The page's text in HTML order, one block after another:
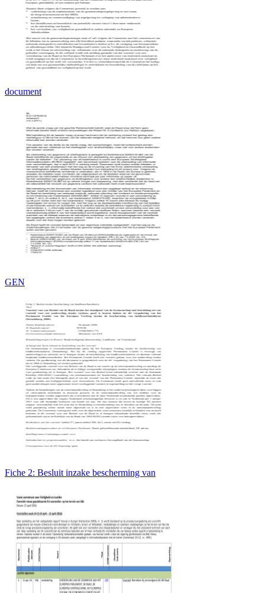
document
GEN
Fiche 2: Besluit inzake bescherming van